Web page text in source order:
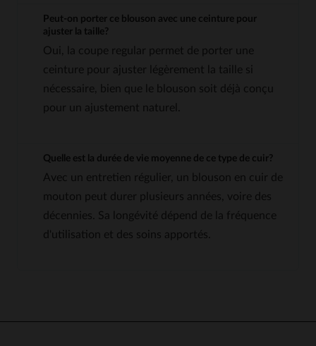
Peut-on porter ce blouson avec une ceinture pour
ajuster la taille?
Oui, la coupe regular permet de porter une
ceinture pour ajuster légèrement la taille si
nécessaire, bien que le blouson soit déjà conçu
pour un ajustement naturel.
Quelle est la durée de vie moyenne de ce type de cuir?
Avec un entretien régulier, un blouson en cuir de
mouton peut durer plusieurs années, voire des
décennies. Sa longévité dépend de la fréquence
d'utilisation et des soins apportés.